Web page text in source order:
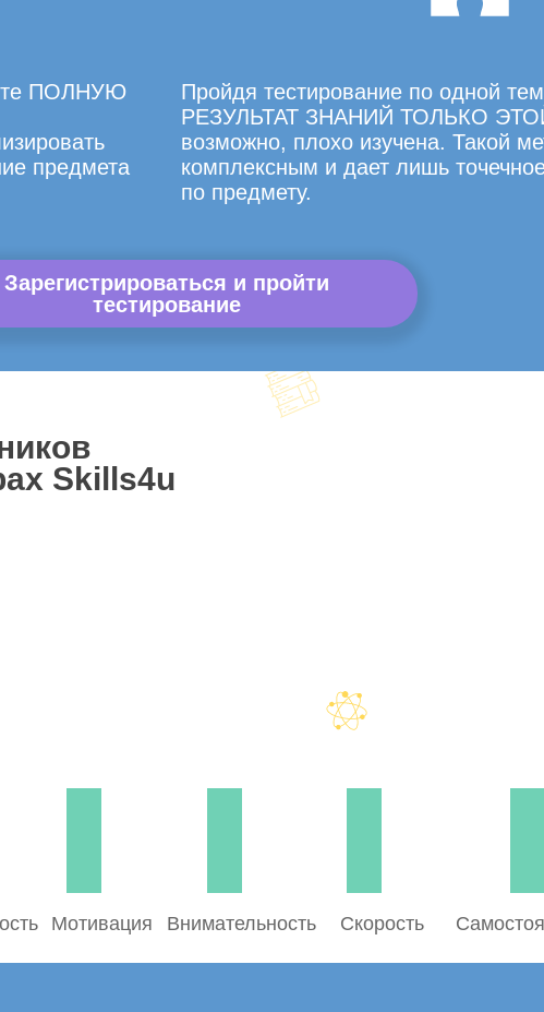
ПОЛНУЮ
предмета
Пройдя тестирование по одной
РЕЗУЛЬТАТ ЗНАНИЙ ТОЛЬКО
возможно, плохо изучена. Такой
комплексным и дает лишь
по предмету.
Зарегистрироваться и пройти
тестирование
Skills4u
Мотивация Внимательность Скорость